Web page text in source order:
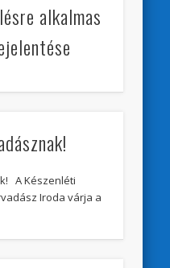
alkalmas
A Készenléti
Iroda várja a